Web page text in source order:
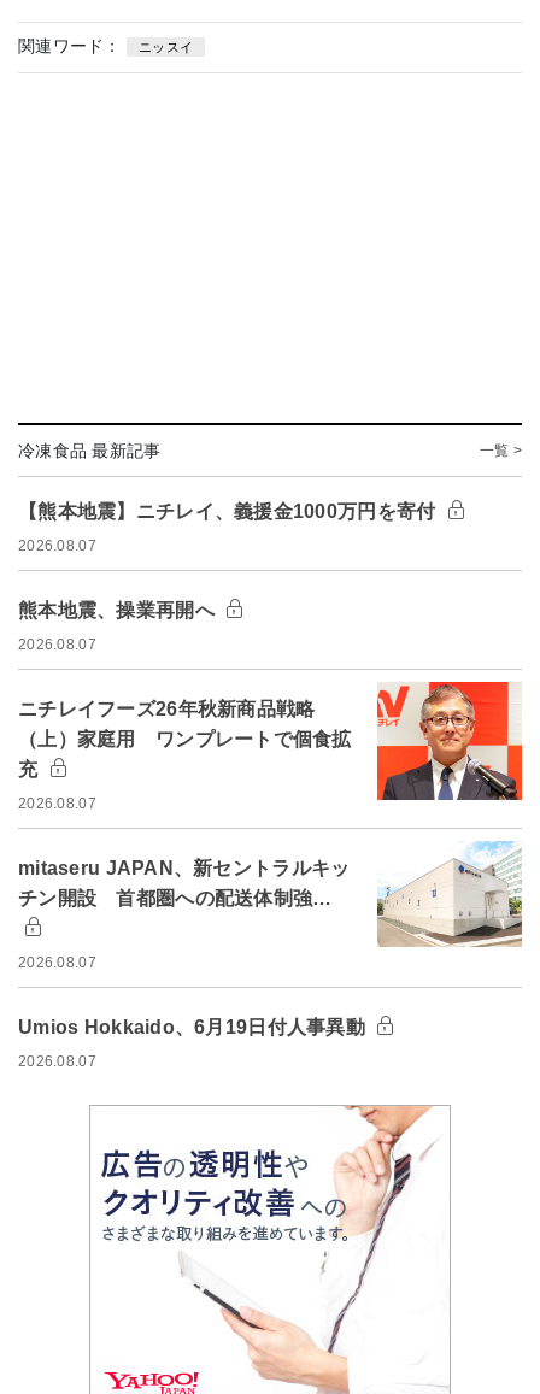
関連ワード： ニッスイ
冷凍食品 最新記事 一覧 >
【熊本地震】ニチレイ、義援金1000万円を寄付
2026.08.07
熊本地震、操業再開へ
2026.08.07
ニチレイフーズ26年秋新商品戦略
（上）家庭用 ワンプレートで個食拡
充
2026.08.07
mitaseru JAPAN、新セントラルキッ
チン開設 首都圏への配送体制強…
2026.08.07
Umios Hokkaido、6月19日付人事異動
2026.08.07